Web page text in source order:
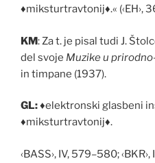
♦miksturtravtonij♦.« (‹EH›,
KM: Za t. je pisal tudi J.
del svoje Muzike u
in timpane (1937).
GL:♦elektronski glasbeni
♦miksturtravtonij♦.
‹BASS›, IV, 579–580; ‹BKR›,